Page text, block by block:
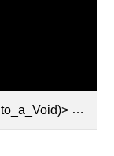
스Final Master Film.mp4